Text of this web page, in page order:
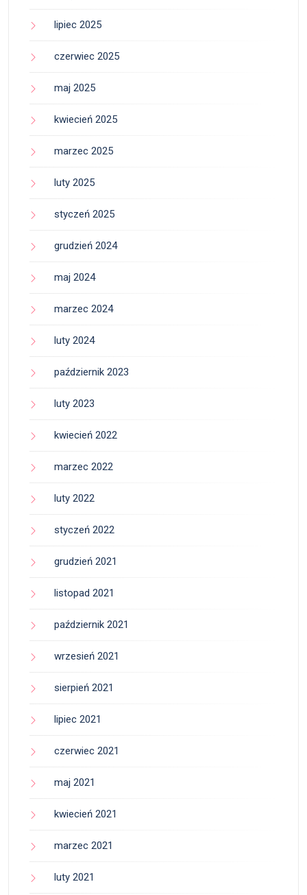
lipiec 2025
czerwiec 2025
maj 2025
kwiecień 2025
marzec 2025
luty 2025
styczeń 2025
grudzień 2024
maj 2024
marzec 2024
luty 2024
październik 2023
luty 2023
kwiecień 2022
marzec 2022
luty 2022
styczeń 2022
grudzień 2021
listopad 2021
październik 2021
wrzesień 2021
sierpień 2021
lipiec 2021
czerwiec 2021
maj 2021
kwiecień 2021
marzec 2021
luty 2021